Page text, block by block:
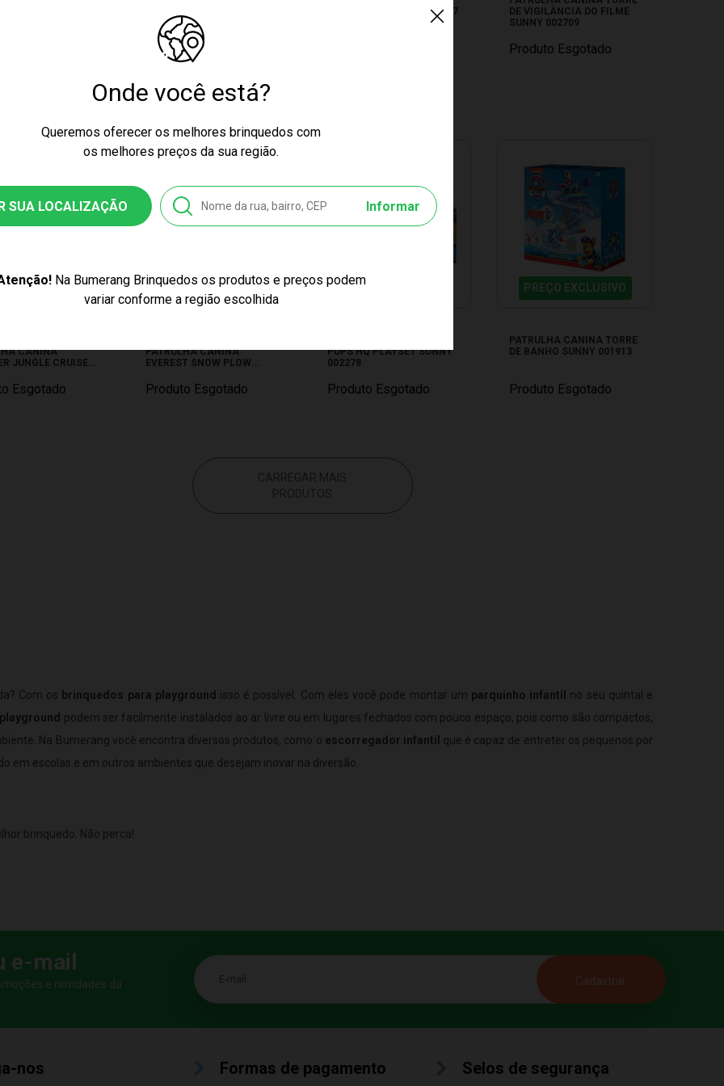
Onde você está?
Queremos oferecer os melhores brinquedos com
os melhores preços da sua região.
SUA LOCALIZAÇÃO Informar
Na Bumerang Brinquedos os produtos e preços podem
variar conforme a região escolhida
Produto Esgotado
VERMELHO XALINGO 02877
DE VIGILÂNCIA DO FILME
SUNNY 002709
Produto Esgotado
EXCLUSIVO
CANINA
JUNGLE CRUISER
Esgotado
PREÇO EXCLUSIVO
PATRULHA CANINA
EVEREST SNOW PLOW
Produto Esgotado
PREÇO EXCLUSIVO
PUPS HQ PLAYSET SUNNY
002278
Produto Esgotado
PREÇO EXCLUSIVO
PATRULHA CANINA TORRE
DE BANHO SUNNY 001913
Produto Esgotado
Com os brinquedos para playground isso é possível. Com eles você pode montar um parquinho infantil
no seu quintal e
podem ser facilmente instalados ao ar livre ou em lugares fechados com pouco espaço, pois como são compactos,
Na Bumerang você encontra diversos produtos, como o escorregador infantil que é capaz de entreter os pequenos por
em escolas e em outros ambientes que desejam inovar na diversão.
brinquedo. Não perca!
e-mail
e novidades da
E-mail
nos Formas de pagamento Selos de segurança